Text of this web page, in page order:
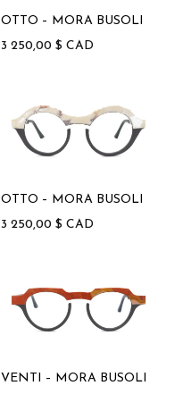
OTTO – MORA BUSOLI
3 250,00 $ CAD
OTTO – MORA BUSOLI
3 250,00 $ CAD
VENTI – MORA BUSOLI